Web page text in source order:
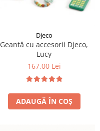
Djeco
Geantă cu accesorii Djeco,
Lucy
167,00 Lei
ADAUGĂ ÎN COȘ